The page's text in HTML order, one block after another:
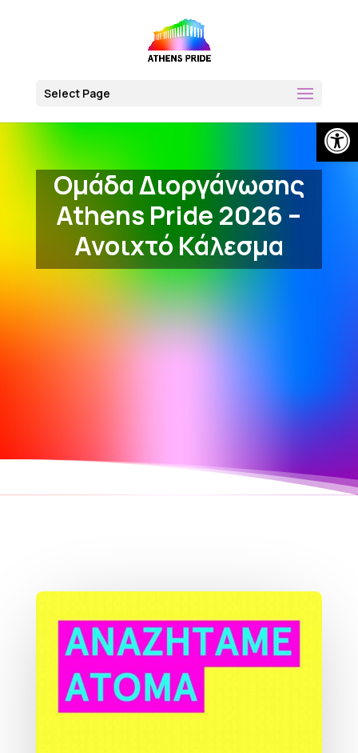
Select Page
Ομάδα Διοργάνωσης
Athens Pride 2026 –
Ανοιχτό Κάλεσμα